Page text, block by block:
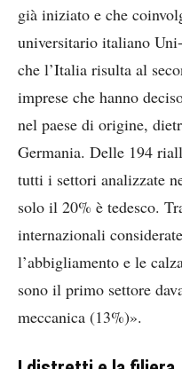
già iniziato e che
universitario italiano
che l’Italia risulta al
imprese che hanno
nel paese di origine,
Germania. Delle 194
tutti i settori analizzate
solo il 20% è tedesco.
internazionali
l’abbigliamento e le
sono il primo settore
meccanica (13%)».